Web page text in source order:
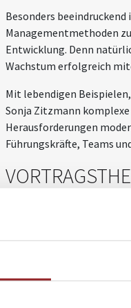
Besonders
Managementmethoden
Entwicklung. Denn
Wachstum erfolgreich
Mit lebendigen
Sonja Zitzmann
Herausforderungen
Führungskräfte, Teams
Unternehmen und
folgenden Themen freuen: